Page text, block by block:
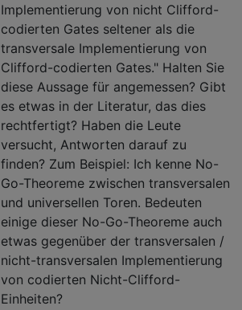
Implementierung von nicht Clifford-
codierten Gates seltener als die
transversale Implementierung von
Clifford-codierten Gates." Halten Sie
diese Aussage für angemessen? Gibt
es etwas in der Literatur, das dies
rechtfertigt? Haben die Leute
versucht, Antworten darauf zu
finden? Zum Beispiel: Ich kenne No-
Go-Theoreme zwischen transversalen
und universellen Toren. Bedeuten
einige dieser No-Go-Theoreme auch
etwas gegenüber der transversalen /
nicht-transversalen Implementierung
von codierten Nicht-Clifford-
Einheiten?